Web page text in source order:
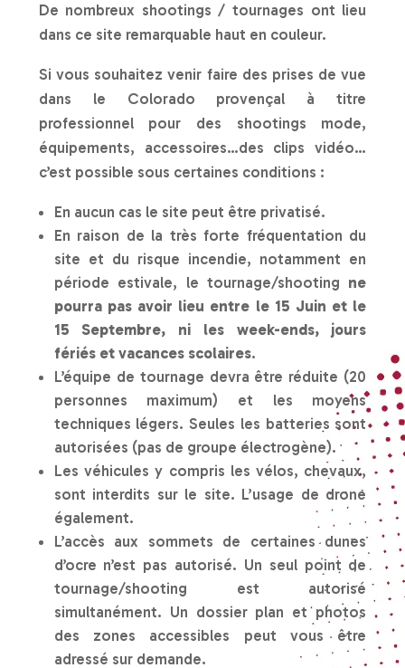
De nombreux shootings / tournages ont lieu
dans ce site remarquable haut en couleur.
Si vous souhaitez venir faire des prises de vue
dans le Colorado provençal à titre
professionnel pour des shootings mode,
équipements, accessoires…des clips vidéo…
c’est possible sous certaines conditions :
En aucun cas le site peut être privatisé.
En raison de la très forte fréquentation du
site et du risque incendie, notamment en
période estivale, le tournage/shooting ne
pourra pas avoir lieu entre le 15 Juin et le
15 Septembre, ni les week-ends, jours
fériés et vacances scolaires.
L’équipe de tournage devra être réduite (20
personnes maximum) et les moyens
techniques légers. Seules les batteries sont
autorisées (pas de groupe électrogène).
Les véhicules y compris les vélos, chevaux,
sont interdits sur le site. L’usage de drone
également.
L’accès aux sommets de certaines dunes
d’ocre n’est pas autorisé. Un seul point de
tournage/shooting est autorisé
simultanément. Un dossier plan et photos
des zones accessibles peut vous être
adressé sur demande.